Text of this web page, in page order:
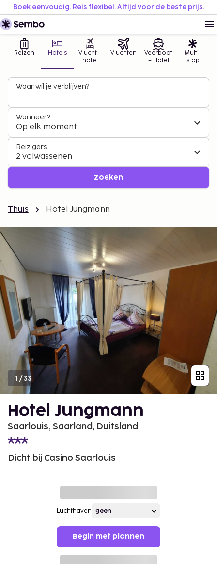
Boek eenvoudig. Reis flexibel. Altijd voor de beste prijs.
Reizen Hotels
Vlucht +
hotel
Vluchten
Veerboot
+ Hotel
Multi-
stop
Waar wil je verblijven?
Wanneer?
Op elk moment
Reizigers
2 volwassenen
Zoeken
Thuis Hotel Jungmann
1 /33
Hotel Jungmann
Saarlouis, Saarland, Duitsland
Dicht bij Casino Saarlouis
Luchthaven
Begin met plannen